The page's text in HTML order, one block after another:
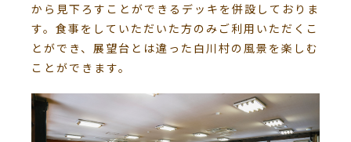
から見下ろすことができるデッキを併設しておりま
す。食事をしていただいた方のみご利用いただくこ
とができ、展望台とは違った白川村の風景を楽しむ
ことができます。